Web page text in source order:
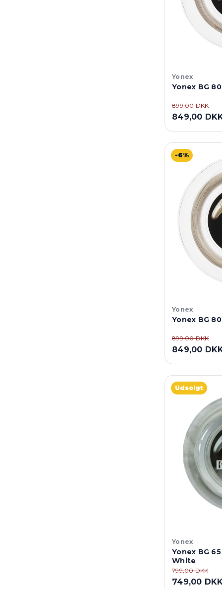
Yonex
Yonex BG
899,00 DKK
849,00
-6%
Yonex
Yonex BG
899,00 DKK
849,00
Udsolgt
Yonex
Yonex BG
White
799,00 DKK
749,00